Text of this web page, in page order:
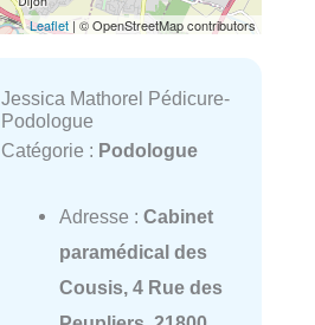
Leaflet | © OpenStreetMap contributors
Jessica Mathorel Pédicure-
Podologue
Catégorie : Podologue
Adresse : Cabinet
paramédical des
Cousis, 4 Rue des